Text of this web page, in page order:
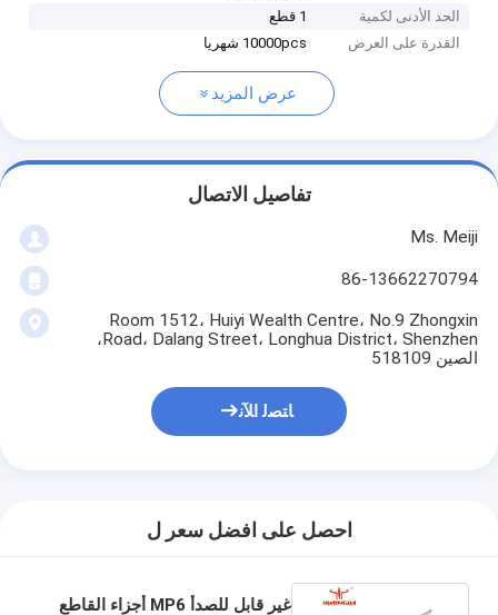
الحد الأدنى لكمية
1 قطع
القدرة على العرض
10000pcs شهريا
عرض المزيد
تفاصيل الاتصال
Ms. Meiji
86-13662270794
Room 1512، Huiyi Wealth Centre، No.9 Zhongxin
Road، Dalang Street، Longhua District، Shenzhen،
الصين 518109
ﺎﺘﺼﻟ ﺍﻶﻧ
احصل على افضل سعر ل
غير قابل للصدأ MP6 أجزاء القاطع